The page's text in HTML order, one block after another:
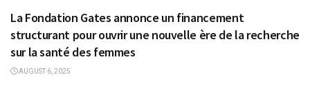
La Fondation Gates annonce un financement
structurant pour ouvrir une nouvelle ère de la recherche
sur la santé des femmes
AUGUST 6, 2025